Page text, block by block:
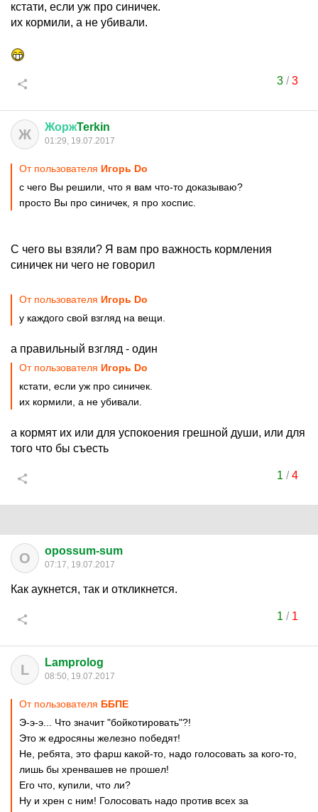
кстати, если уж про синичек.
их кормили, а не убивали.
3/3
Ж ЖоржTerkin
01:29, 19.07.2017
От пользователя Игорь Do
с чего Вы решили, что я вам что-то доказываю?
просто Вы про синичек, я про хоспис.
С чего вы взяли? Я вам про важность кормления
синичек ни чего не говорил
От пользователя Игорь Do
у каждого свой взгляд на вещи.
а правильный взгляд - один
От пользователя Игорь Do
кстати, если уж про синичек.
их кормили, а не убивали.
а кормят их или для успокоения грешной души, или для
того что бы съесть
1 /4
O opossum-sum
07:17, 19.07.2017
Как аукнется, так и откликнется.
1 / 1
L Lamprolog
08:50, 19.07.2017
От пользователя ББПЕ
Э-э-э... Что значит "бойкотировать"?!
Это ж едросяны железно победят!
Не, ребята, это фарш какой-то, надо голосовать за кого-то,
лишь бы хренвашев не прошел!
Его что, купили, что ли?
Ну и хрен с ним! Голосовать надо против всех за